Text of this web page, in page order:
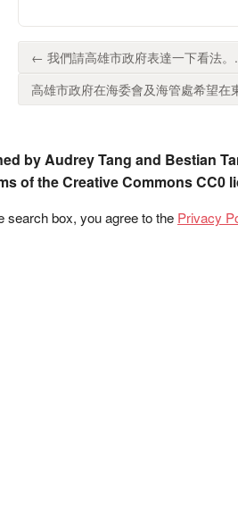
← 我們請高雄市政府表達一下看法。
高雄市政府在海委會及海管處希望
by Audrey Tang and Bestian
of the Creative Commons CC0
search box, you agree to the Privacy